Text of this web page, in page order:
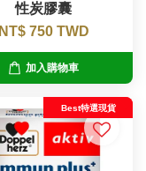
性炭膠囊
NT$ 750 TWD
加入購物車
Best特選現貨